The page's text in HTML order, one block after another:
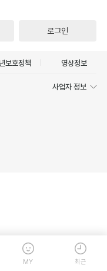
로그인
보호정책 영상정보
사업자 정보
MY 최근